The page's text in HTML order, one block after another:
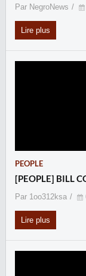
Par NegroNews
Lire plus
PEOPLE
[PEOPLE] BILL
Par 1oo312ksa
Lire plus